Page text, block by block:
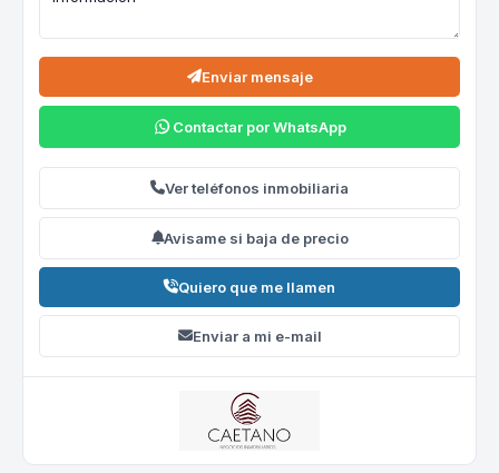
Enviar mensaje
Contactar por WhatsApp
Ver teléfonos inmobiliaria
Avisame si baja de precio
Quiero que me llamen
Enviar a mi e-mail